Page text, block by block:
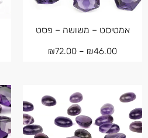
אמטיסט – משושה – פסט
₪46.00
–
₪72.00